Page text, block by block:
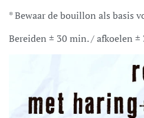
* Bewaar de bouillon als basis
Bereiden ± 30 min. / afkoelen